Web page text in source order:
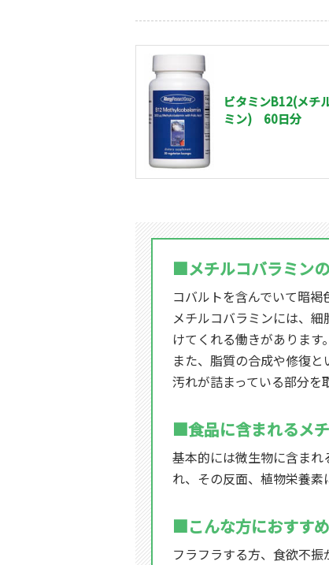
ビタミンB12(メチ
ミン) 60日分
■メチルコバラミンの
コバルトを含んでいて暗褐
メチルコバラミンには、細
けてくれる働きがあります。
また、脂質の合成や修復と
汚れが詰まっている部分を
■食品に含まれるメ
基本的には微生物に含ま
れ、その反面、植物栄養素
■こんな方におすすめ
フラフラする方、食欲不